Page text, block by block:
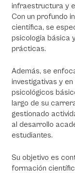
infraestructura y
Con un profundo
científica, se
psicología básica
prácticas.
Además, se
investigativas y
psicológicos
largo de su
gestionado
al desarrollo
estudiantes.
Su objetivo es
formación